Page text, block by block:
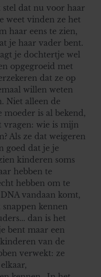
dat nu voor haar
weet vinden ze het
haar eens te zien,
je haar vader bent.
je dochtertje wel
opgegroeid met
dat ze op
willen weten
Niet alleen de
moeder is al bekend,
vragen: wie is mijn
Als ze dat weigeren
goed dat je je
kinderen soms
hebben te
hebben om te
vandaan komt,
kennen
dan is het
bent maar een
van de
verwekt: ze